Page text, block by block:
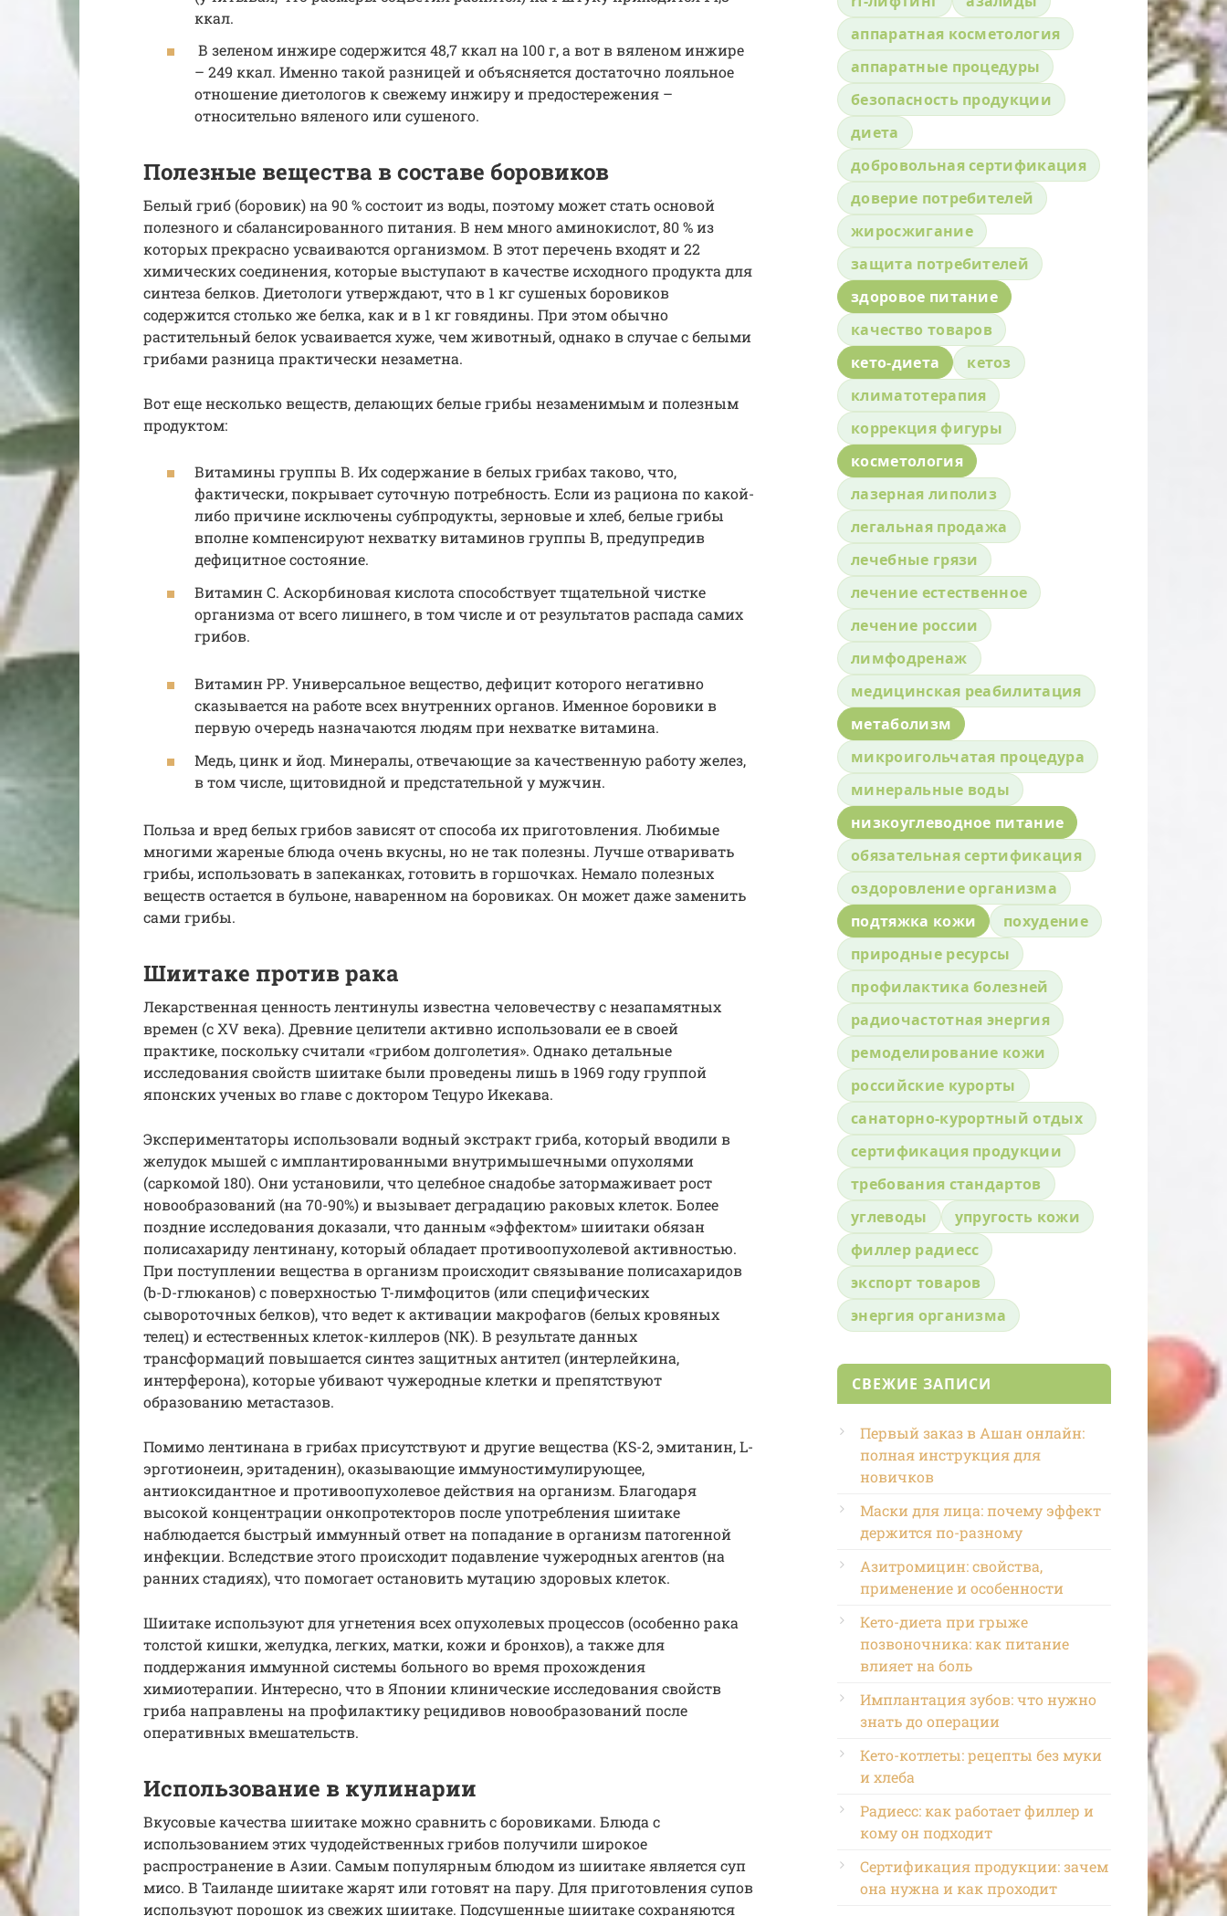
ккал.
В зеленом инжире содержится 48,7 ккал на 100 г, а вот в вяленом инжире
– 249 ккал. Именно такой разницей и объясняется достаточно лояльное
отношение диетологов к свежему инжиру и предостережения –
относительно вяленого или сушеного.
Полезные вещества в составе боровиков
Белый гриб (боровик) на 90 % состоит из воды, поэтому может стать основой
полезного и сбалансированного питания. В нем много аминокислот, 80 % из
которых прекрасно усваиваются организмом. В этот перечень входят и 22
химических соединения, которые выступают в качестве исходного продукта для
синтеза белков. Диетологи утверждают, что в 1 кг сушеных боровиков
содержится столько же белка, как и в 1 кг говядины. При этом обычно
растительный белок усваивается хуже, чем животный, однако в случае с белыми
грибами разница практически незаметна.
Вот еще несколько веществ, делающих белые грибы незаменимым и полезным
продуктом:
Витамины группы В. Их содержание в белых грибах таково, что,
фактически, покрывает суточную потребность. Если из рациона по какой-
либо причине исключены субпродукты, зерновые и хлеб, белые грибы
вполне компенсируют нехватку витаминов группы В, предупредив
дефицитное состояние.
Витамин С. Аскорбиновая кислота способствует тщательной чистке
организма от всего лишнего, в том числе и от результатов распада самих
грибов.
Витамин РР. Универсальное вещество, дефицит которого негативно
сказывается на работе всех внутренних органов. Именное боровики в
первую очередь назначаются людям при нехватке витамина.
Медь, цинк и йод. Минералы, отвечающие за качественную работу желез,
в том числе, щитовидной и предстательной у мужчин.
Польза и вред белых грибов зависят от способа их приготовления. Любимые
многими жареные блюда очень вкусны, но не так полезны. Лучше отваривать
грибы, использовать в запеканках, готовить в горшочках. Немало полезных
веществ остается в бульоне, наваренном на боровиках. Он может даже заменить
сами грибы.
Шиитаке против рака
Лекарственная ценность лентинулы известна человечеству с незапамятных
времен (с XV века). Древние целители активно использовали ее в своей
практике, поскольку считали «грибом долголетия». Однако детальные
исследования свойств шиитаке были проведены лишь в 1969 году группой
японских ученых во главе с доктором Тецуро Икекава.
Экспериментаторы использовали водный экстракт гриба, который вводили в
желудок мышей с имплантированными внутримышечными опухолями
(саркомой 180). Они установили, что целебное снадобье затормаживает рост
новообразований (на 70-90%) и вызывает деградацию раковых клеток. Более
поздние исследования доказали, что данным «эффектом» шиитаки обязан
полисахариду лентинану, который обладает противоопухолевой активностью.
При поступлении вещества в организм происходит связывание полисахаридов
(b-D-глюканов) с поверхностью T-лимфоцитов (или специфических
сывороточных белков), что ведет к активации макрофагов (белых кровяных
телец) и естественных клеток-киллеров (NK). В результате данных
трансформаций повышается синтез защитных антител (интерлейкина,
интерферона), которые убивают чужеродные клетки и препятствуют
образованию метастазов.
Помимо лентинана в грибах присутствуют и другие вещества (KS-2, эмитанин, L-
эрготионеин, эритаденин), оказывающие иммуностимулирующее,
антиоксидантное и противоопухолевое действия на организм. Благодаря
высокой концентрации онкопротекторов после употребления шиитаке
наблюдается быстрый иммунный ответ на попадание в организм патогенной
инфекции. Вследствие этого происходит подавление чужеродных агентов (на
ранних стадиях), что помогает остановить мутацию здоровых клеток.
Шиитаке используют для угнетения всех опухолевых процессов (особенно рака
толстой кишки, желудка, легких, матки, кожи и бронхов), а также для
поддержания иммунной системы больного во время прохождения
химиотерапии. Интересно, что в Японии клинические исследования свойств
гриба направлены на профилактику рецидивов новообразований после
оперативных вмешательств.
Использование в кулинарии
Вкусовые качества шиитаке можно сравнить с боровиками. Блюда с
использованием этих чудодейственных грибов получили широкое
распространение в Азии. Самым популярным блюдом из шиитаке является суп
мисо. В Таиланде шиитаке жарят или готовят на пару. Для приготовления супов
используют порошок из свежих шиитаке. Подсушенные шиитаке сохраняются
аппаратная косметология
аппаратные процедуры
безопасность продукции
диета
добровольная сертификация
доверие потребителей
жиросжигание
защита потребителей
здоровое питание
качество товаров
кето-диета
кетоз
климатотерапия
коррекция фигуры
косметология
лазерная липолиз
легальная продажа
лечебные грязи
лечение естественное
лечение россии
лимфодренаж
медицинская реабилитация
метаболизм
микроигольчатая процедура
минеральные воды
низкоуглеводное питание
обязательная сертификация
оздоровление организма
подтяжка кожи
похудение
природные ресурсы
профилактика болезней
радиочастотная энергия
ремоделирование кожи
российские курорты
санаторно-курортный отдых
сертификация продукции
требования стандартов
углеводы
упругость кожи
филлер радиесс
экспорт товаров
энергия организма
СВЕЖИЕ ЗАПИСИ
Первый заказ в Ашан онлайн:
полная инструкция для
новичков
Маски для лица: почему эффект
держится по-разному
Азитромицин: свойства,
применение и особенности
Кето-диета при грыже
позвоночника: как питание
влияет на боль
Имплантация зубов: что нужно
знать до операции
Кето-котлеты: рецепты без муки
и хлеба
Радиесс: как работает филлер и
кому он подходит
Сертификация продукции: зачем
она нужна и как проходит